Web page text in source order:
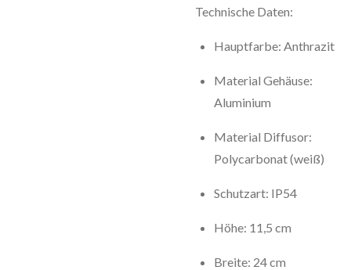
Technische Daten:
Hauptfarbe: Anthrazit
Material Gehäuse:
Aluminium
Material Diffusor:
Polycarbonat (weiß)
Schutzart: IP54
Höhe: 11,5 cm
Breite: 24 cm